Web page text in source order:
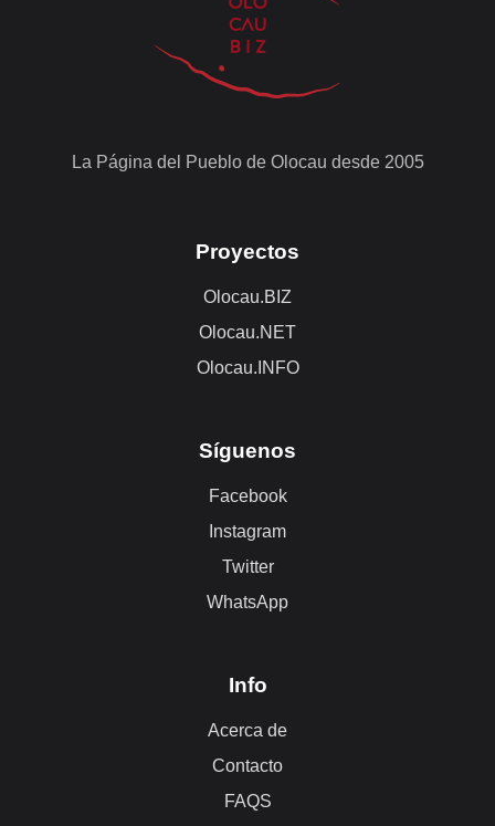
La Página del Pueblo de Olocau desde 2005
Proyectos
Olocau.BIZ
Olocau.NET
Olocau.INFO
Síguenos
Facebook
Instagram
Twitter
WhatsApp
Info
Acerca de
Contacto
FAQS